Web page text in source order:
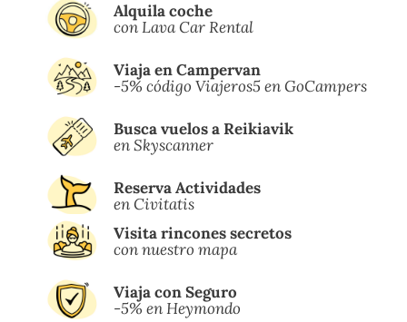
Alquila coche
con Lava Car Rental
Viaja en Campervan
-5% código Viajeros5 en GoCampers
Busca vuelos a Reikiavik
en Skyscanner
Reserva Actividades
en Civitatis
Visita rincones secretos
con nuestro mapa
Viaja con Seguro
-5% en Heymondo